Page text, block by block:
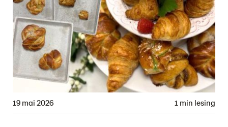
19 mai 2026 1 min lesing